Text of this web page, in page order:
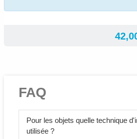
FAQ
Pour les objets quelle technique
utilisée ?